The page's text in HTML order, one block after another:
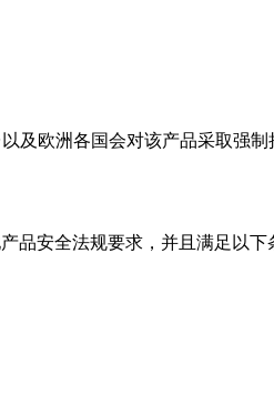
及欧洲各国会对该产品采取强
品安全法规要求，并且满足以下